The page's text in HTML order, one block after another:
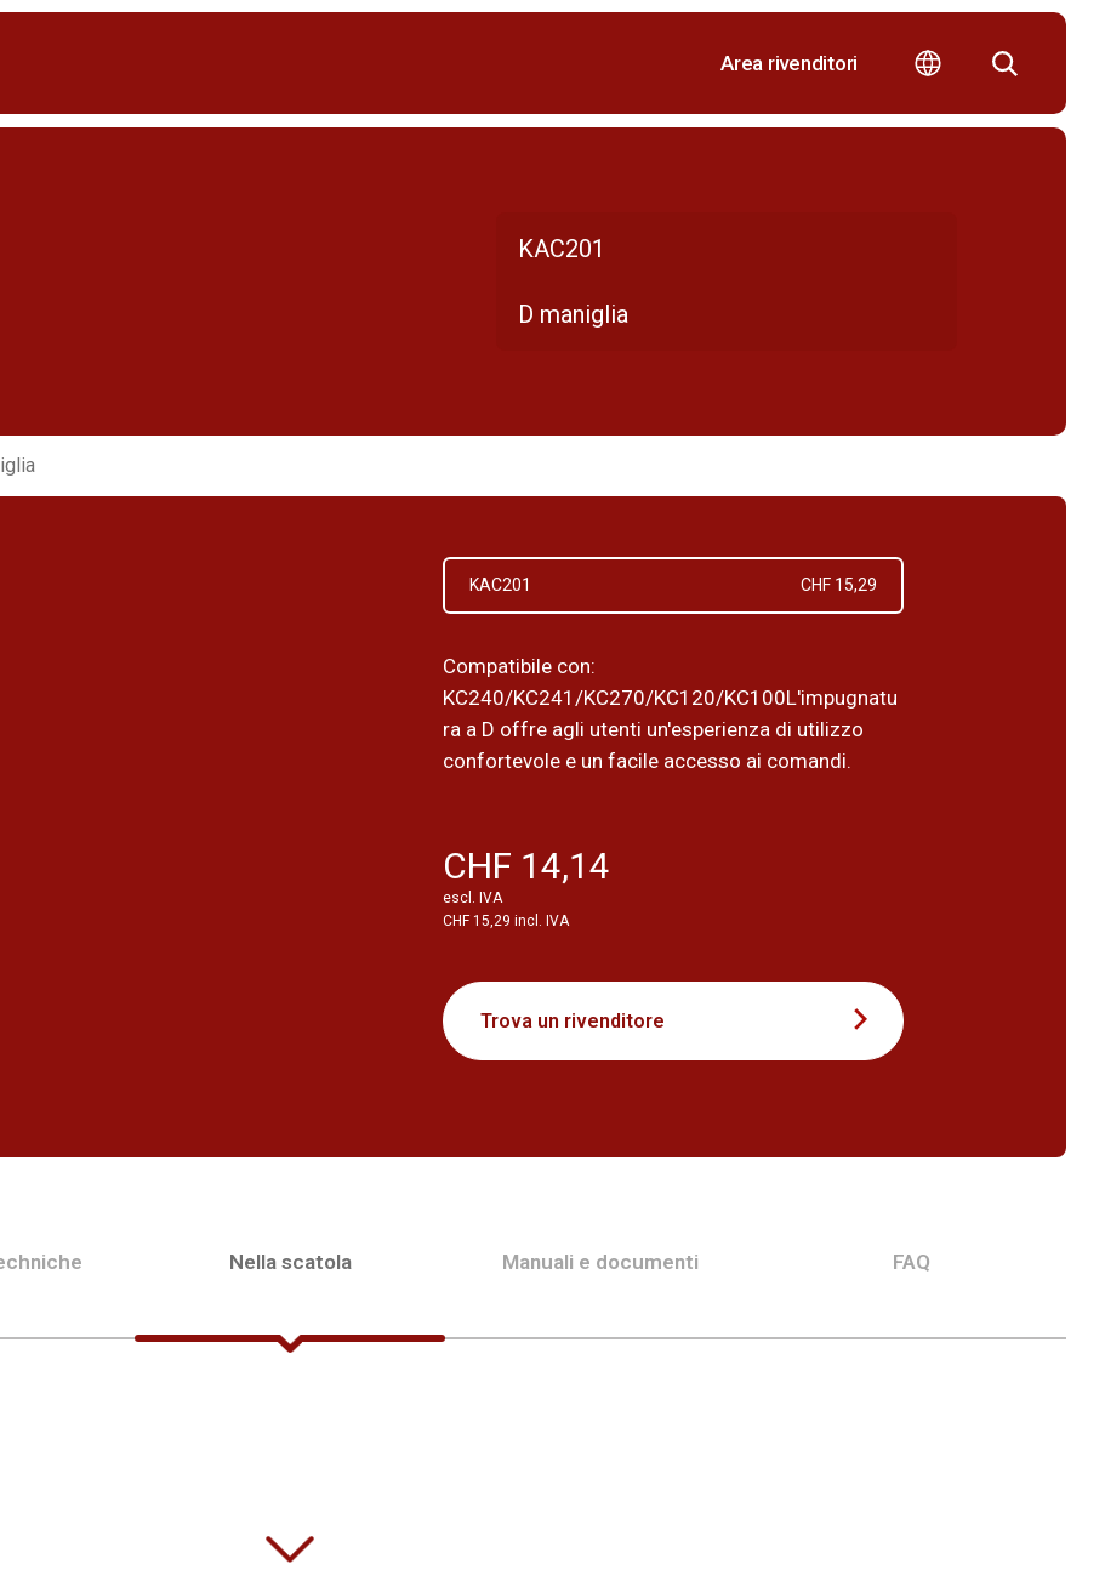
Area rivenditori
KAC201
D maniglia
KAC201 CHF 15,29
Compatibile con:
KC240/KC241/KC270/KC120/KC100L'impugnatu
ra a D offre agli utenti un'esperienza di utilizzo
confortevole e un facile accesso ai comandi.
CHF 14,14
escl. IVA
CHF 15,29 incl. IVA
Trova un rivenditore
Nella scatola Manuali e documenti FAQ